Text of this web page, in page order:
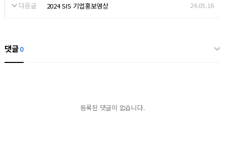
다음글 2024 SIS 기업홍보영상 24.05.16
댓글0
등록된 댓글이 없습니다.